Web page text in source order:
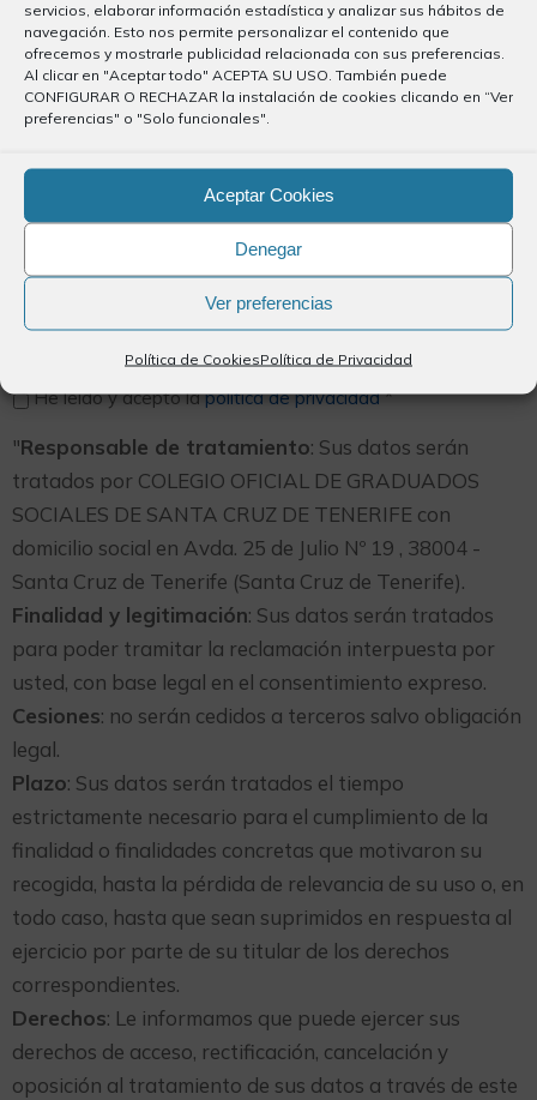
servicios, elaborar información estadística y analizar sus hábitos de
navegación. Esto nos permite personalizar el contenido que
ofrecemos y mostrarle publicidad relacionada con sus preferencias.
Al clicar en "Aceptar todo" ACEPTA SU USO. También puede
CONFIGURAR O RECHAZAR la instalación de cookies clicando en “Ver
preferencias" o "Solo funcionales".
Aceptar Cookies
Denegar
Ver preferencias
Política de CookiesPolítica de Privacidad
relacionan
Suelta archivos aquí o
Tipos de archivos aceptados: jpg, pdf, Tamaño máximo de
He leído y acepto lapolítica de privacidad*
"Responsable de tratamiento: Sus datos serán
tratados por COLEGIO OFICIAL DE GRADUADOS
SOCIALES DE SANTA CRUZ DE TENERIFE con
domicilio social en Avda. 25 de Julio Nº 19 , 38004 -
Santa Cruz de Tenerife (Santa Cruz de Tenerife).
Finalidad y legitimación: Sus datos serán tratados
para poder tramitar la reclamación interpuesta por
usted, con base legal en el consentimiento expreso.
Cesiones: no serán cedidos a terceros salvo obligación
legal.
Plazo: Sus datos serán tratados el tiempo
estrictamente necesario para el cumplimiento de la
finalidad o finalidades concretas que motivaron su
recogida, hasta la pérdida de relevancia de su uso o, en
todo caso, hasta que sean suprimidos en respuesta al
ejercicio por parte de su titular de los derechos
correspondientes.
Derechos: Le informamos que puede ejercer sus
derechos de acceso, rectificación, cancelación y
oposición al tratamiento de sus datos a través de este